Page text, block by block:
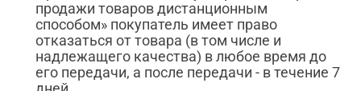
продажи товаров дистанционным
способом» покупатель имеет право
отказаться от товара (в том числе и
надлежащего качества) в любое время до
его передачи, а после передачи - в течение 7